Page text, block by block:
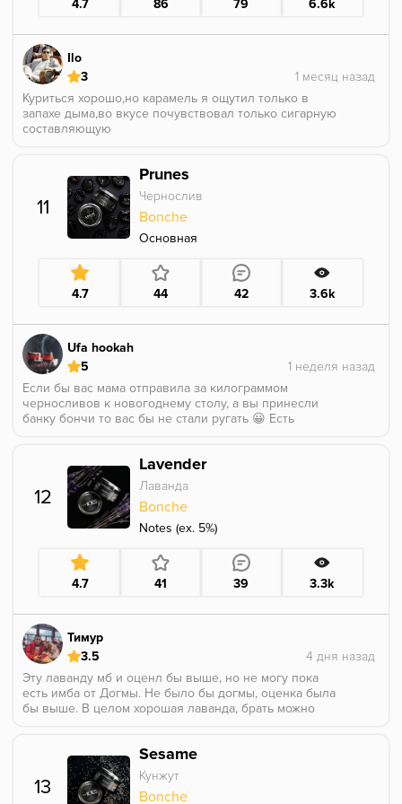
4.7 86 79 6.6k
Ilo
3
Куриться хорошо,но карамель я ощутил только в
запахе дыма,во вкусе почувствовал только сигарную
составляющую
11
Prunes
Чернослив
Bonche
Основная
4.7 44 42 3.6k
Ufa hookah
5
Если бы вас мама отправила за килограммом
черносливов к новогоднему столу, а вы принесли
банку бончи то вас бы не стали ругать 😀 Есть
Бонча. Включайте песню «Go»Chemical Brothers и
затягивайтесь кальяном
Can't think, can't sleep, can't breathe Everything gettin'
harder to find…аааааааааааръ
12
Lavender
Лаванда
Bonche
Notes (ex. 5%)
4.7 41 39 3.3k
Тимур
3.5
Эту лаванду мб и оценл бы выше, но не могу пока
есть имба от Догмы. Не было бы догмы, оценка была
бы выше. В целом хорошая лаванда, брать можно
13
Sesame
Кунжут
Bonche